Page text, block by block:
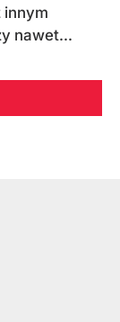
innym
nawet...